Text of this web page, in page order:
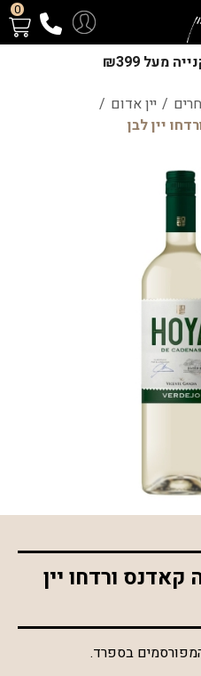
0
מעל ₪399
/ יין אדום /
יין לבן
קאדנס ורדחו יין
בספרד.